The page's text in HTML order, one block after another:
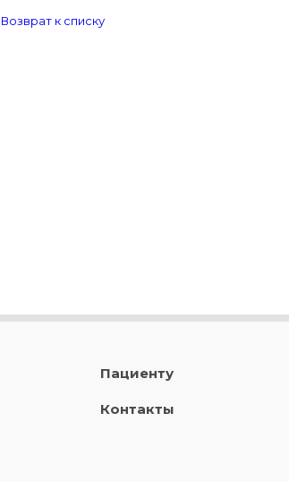
Возврат к списку
Пациенту
Контакты